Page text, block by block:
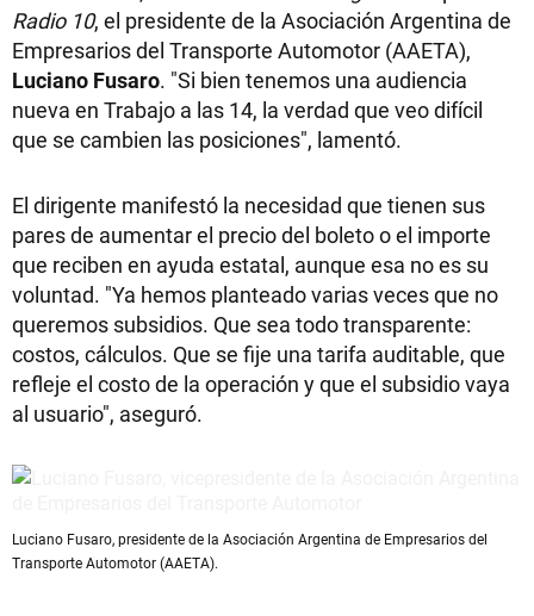
Radio 10, el presidente de la Asociación Argentina de
Empresarios del Transporte Automotor (AAETA),
Luciano Fusaro. "Si bien tenemos una audiencia
nueva en Trabajo a las 14, la verdad que veo difícil
que se cambien las posiciones", lamentó.
El dirigente manifestó la necesidad que tienen sus
pares de aumentar el precio del boleto o el importe
que reciben en ayuda estatal, aunque esa no es su
voluntad. "Ya hemos planteado varias veces que no
queremos subsidios. Que sea todo transparente:
costos, cálculos. Que se fije una tarifa auditable, que
refleje el costo de la operación y que el subsidio vaya
al usuario", aseguró.
Luciano Fusaro, presidente de la Asociación Argentina de Empresarios del
Transporte Automotor (AAETA).